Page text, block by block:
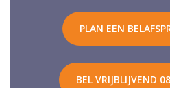
PLAN EEN
BEL VRIJBLIJVEND